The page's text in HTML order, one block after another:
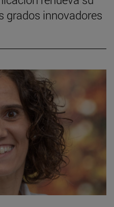
grados innovadores